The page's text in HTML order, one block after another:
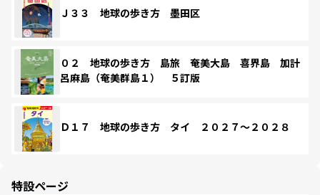
Ｊ３３ 地球の歩き方 墨田区
０２ 地球の歩き方 島旅 奄美大島 喜界島 加計
呂麻島（奄美群島１） ５訂版
Ｄ１７ 地球の歩き方 タイ ２０２７～２０２８
特設ページ